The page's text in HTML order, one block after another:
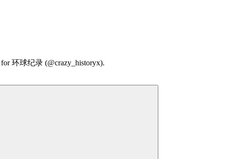
for 环球纪录 (@crazy_historyx).